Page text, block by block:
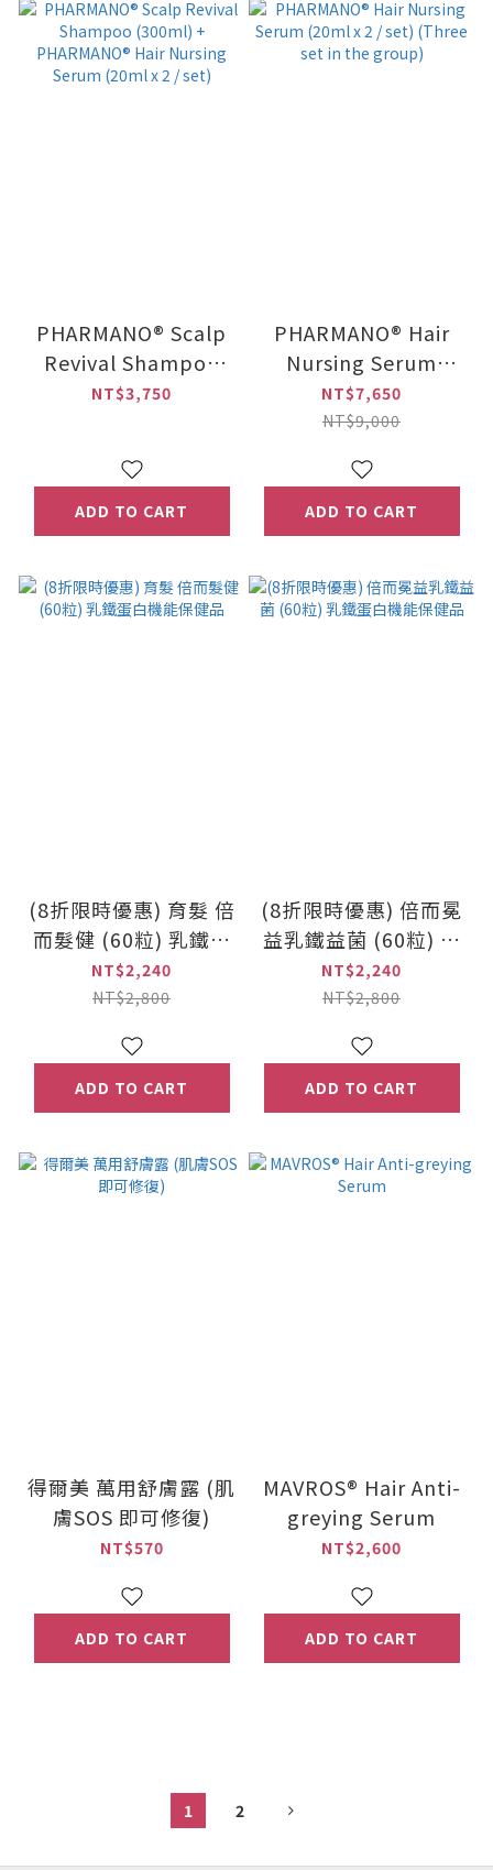
PHARMANO® Scalp
Revival Shampoo
(300ml) +
(20ml x 2 / set)
NT$3,750
ADD TO CART
PHARMANO® Hair
Nursing Serum
(20ml x 2 / set)
(Three set in the
NT$7,650
NT$9,000
ADD TO CART
(8折限時優惠) 育髮 倍
而髮健 (60粒) 乳鐵蛋
白機能保健品
NT$2,240
NT$2,800
ADD TO CART
(8折限時優惠) 倍而冕
益乳鐵益菌 (60粒) 乳
鐵蛋白機能保健品
NT$2,240
NT$2,800
ADD TO CART
得爾美 萬用舒膚露 (肌
膚SOS 即可修復)
NT$570
ADD TO CART
MAVROS® Hair Anti-
greying Serum
NT$2,600
ADD TO CART
1 2